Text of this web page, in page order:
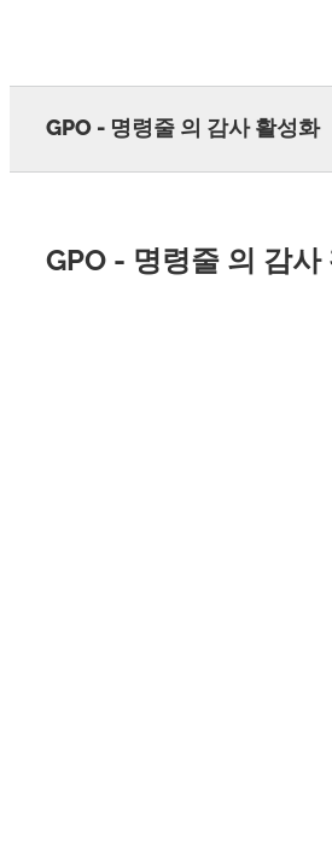
GPO - 명령줄 의 감사 활성화
GPO - 명령줄 의 감사